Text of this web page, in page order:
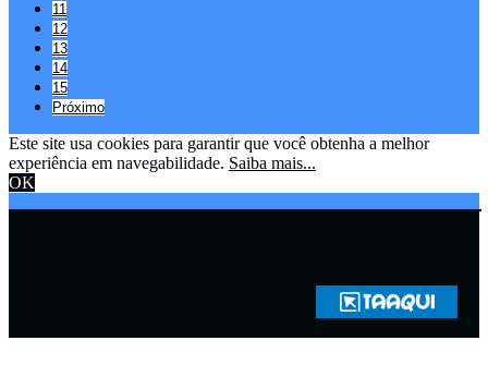
11
12
13
14
15
Próximo
Este site usa cookies para garantir que você obtenha a melhor
experiência em navegabilidade. Saiba mais...
OK